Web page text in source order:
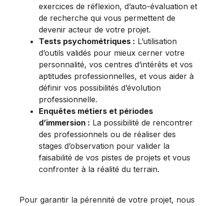
exercices de réflexion, d’auto-évaluation et
de recherche qui vous permettent de
devenir acteur de votre projet.
Tests psychométriques : L’utilisation
d’outils validés pour mieux cerner votre
personnalité, vos centres d’intérêts et vos
aptitudes professionnelles, et vous aider à
définir vos possibilités d’évolution
professionnelle.
Enquêtes métiers et périodes
d’immersion : La possibilité de rencontrer
des professionnels ou de réaliser des
stages d’observation pour valider la
faisabilité de vos pistes de projets et vous
confronter à la réalité du terrain.
Pour garantir la pérennité de votre projet, nous